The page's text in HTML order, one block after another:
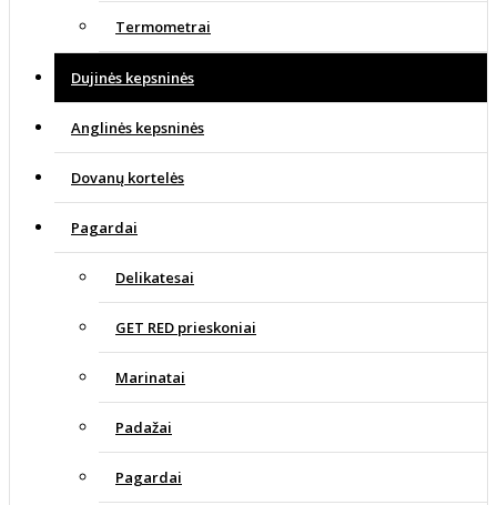
Termometrai
Dujinės kepsninės
Anglinės kepsninės
Dovanų kortelės
Pagardai
Delikatesai
GET RED prieskoniai
Marinatai
Padažai
Pagardai